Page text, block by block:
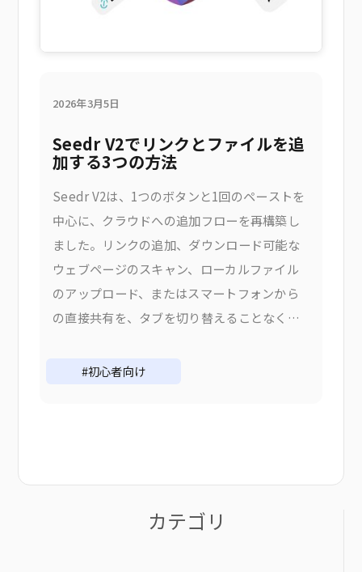
2026年3月5日
Seedr V2でリンクとファイルを追
加する3つの方法
Seedr V2は、1つのボタンと1回のペーストを
中心に、クラウドへの追加フローを再構築し
ました。リンクの追加、ダウンロード可能な
ウェブページのスキャン、ローカルファイル
のアップロード、またはスマートフォンから
の直接共有を、タブを切り替えることなくす
か V1では、コンテンツを追加するには適切な
#初心者向け
カテゴリ